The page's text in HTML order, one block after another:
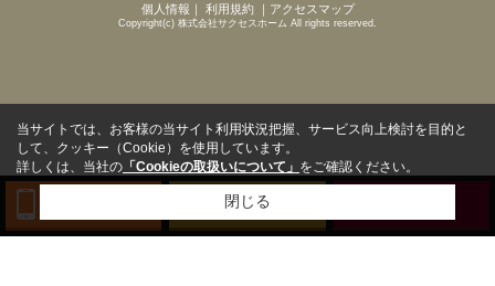
個人情報 ｜ 利用規約｜ アクセスマップ
Copyright(c) 株式会社サクセスホーム All rights reserved.
来店予約
当サイトでは、お客様の当サイト利用状況把握、サービス向上検討を目的と
して、クッキー（Cookie）を使用しています。
詳しくは、当社の 「Cookieの取扱いについて」 をご確認ください。
閉じる